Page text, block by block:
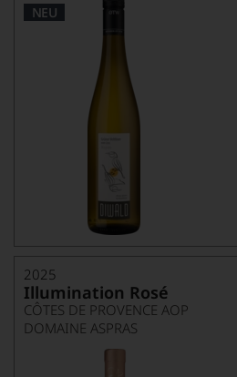
NEU
2025
Illumination Rosé
CÔTES DE PROVENCE AOP
DOMAINE ASPRAS